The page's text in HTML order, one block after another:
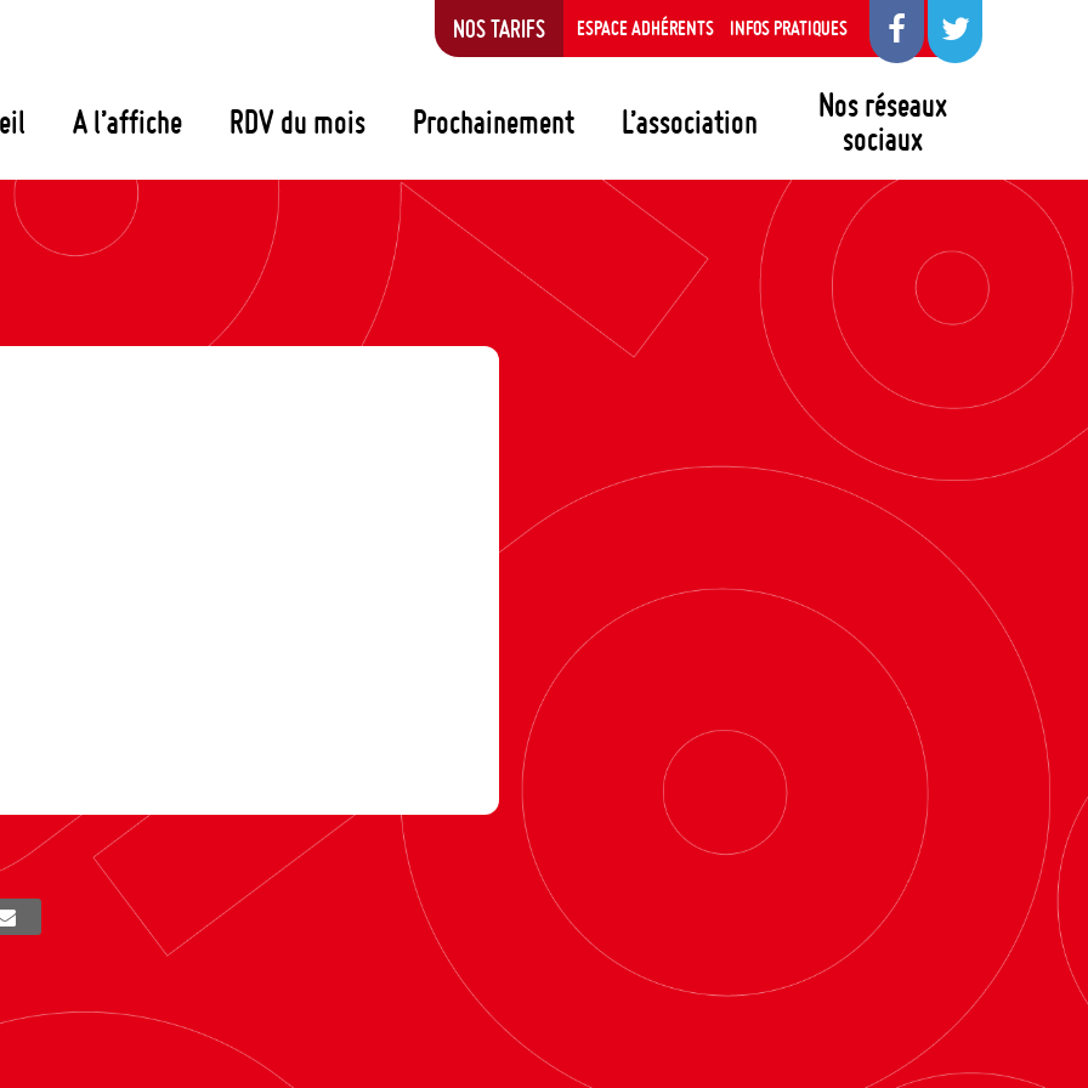
A l’affiche RDV du mois Prochainement L’association
Nos réseaux
sociaux
NOS TARIFS ESPACE ADHÉRENTS INFOS PRATIQUES